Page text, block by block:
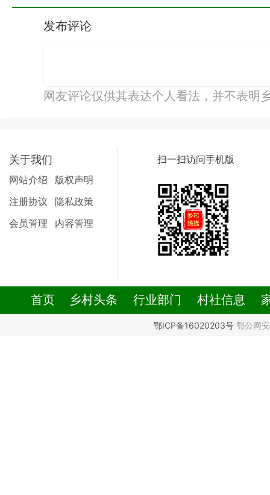
发布评论
网友评论仅供其表达个人看法，并不表明
关于我们
网站介绍
版权声明
注册协议
隐私政策
会员管理
内容管理
扫一扫访问手机版
首页 乡村头条 行业部门 村社信息
鄂ICP备16020203号鄂公网